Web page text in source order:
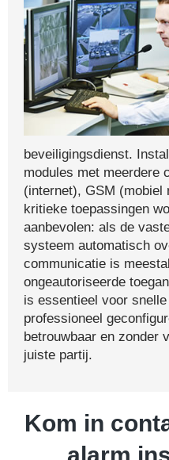
beveiligingsdienst.
modules met meerdere
(internet), GSM (mobiel
kritieke toepassingen
aanbevolen: als de
systeem automatisch
communicatie is
ongeautoriseerde
is essentieel voor
professioneel
betrouwbaar en zonder
juiste partij.
Kom in